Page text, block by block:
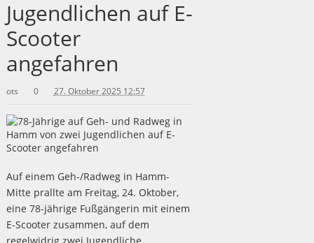
Jugendlichen auf E-
Scooter
angefahren
ots 0 27. Oktober 2025 12:57
Auf einem Geh-/Radweg in Hamm-
Mitte prallte am Freitag, 24. Oktober,
eine 78-jährige Fußgängerin mit einem
E-Scooter zusammen, auf dem